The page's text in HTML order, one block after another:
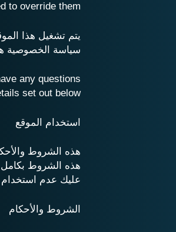
to override them.
يتم تشغيل هذا
سياسة الخصوصية
any questions
set out below.
استخدام الموقع
هذه الشروط
هذه الشروط بكامل
عليك عدم استخدام
الشروط والأحكام